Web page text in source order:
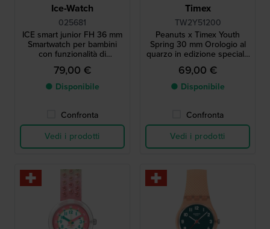
Ice-Watch
025681
ICE smart junior FH 36 mm
Smartwatch per bambini
con funzionalità di
geolocalizzazione Android
Find Hub
79,00 €
● Disponibile
Confronta
Vedi i prodotti
Timex
TW2Y51200
Peanuts x Timex Youth
Spring 30 mm Orologio al
quarzo in edizione speciale
con quadrante Snoopy
69,00 €
● Disponibile
Confronta
Vedi i prodotti